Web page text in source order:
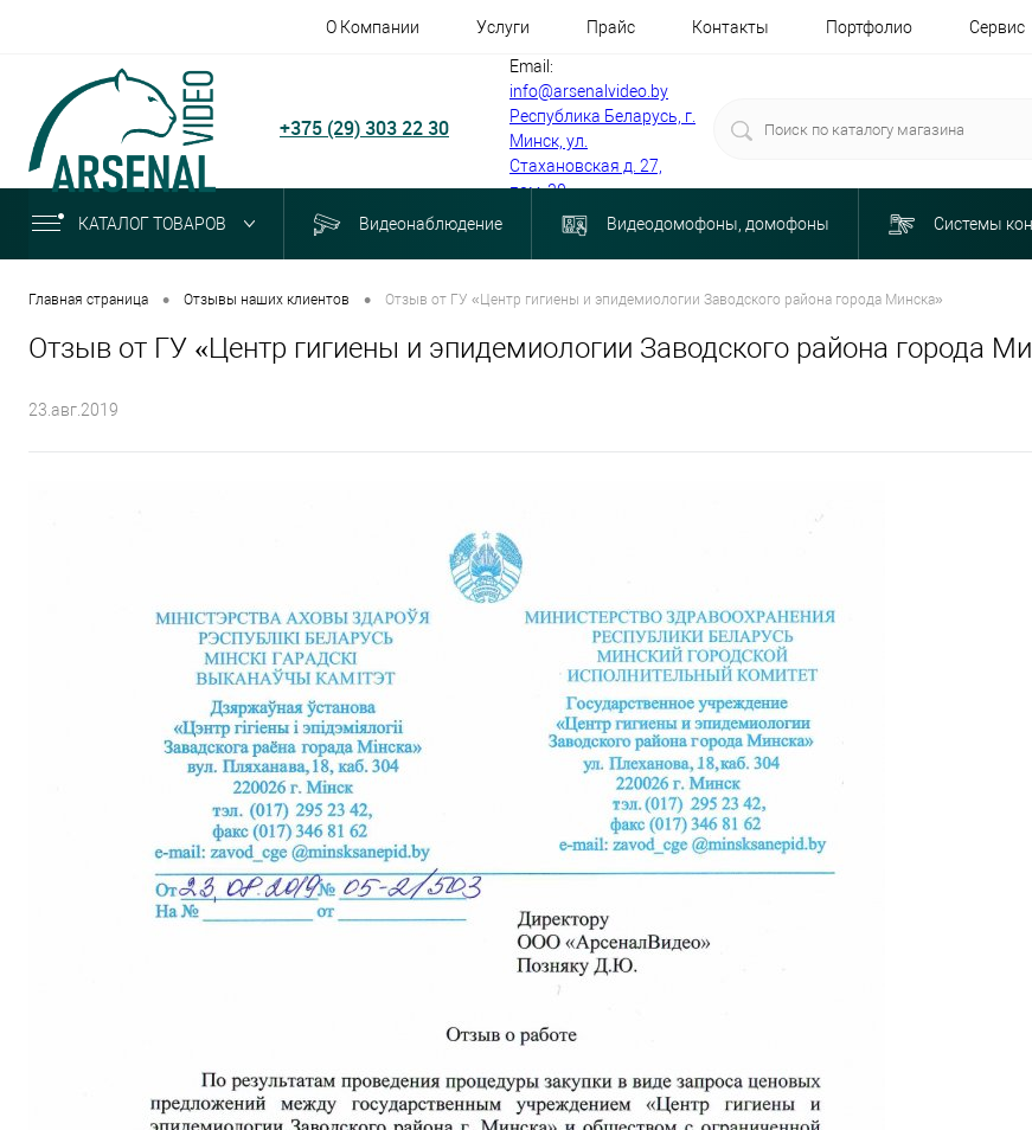
О Компании Услуги Прайс Контакты Портфолио Сервис
+375 (29) 303 22 30
Email:
info@arsenalvideo.by
Республика Беларусь, г.
Минск, ул.
Стахановская д. 27,
пом. 30
КАТАЛОГ ТОВАРОВ Видеонаблюдение Видеодомофоны, домофоны Системы
Главная страница • Отзывы наших клиентов • Отзыв от ГУ «Центр гигиены и эпидемиологии Заводского района города Минска»
Отзыв от ГУ «Центр гигиены и эпидемиологии Заводского района города
23.авг.2019